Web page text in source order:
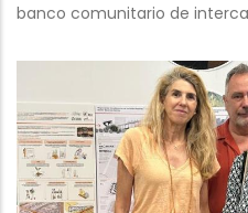
banco comunitario de